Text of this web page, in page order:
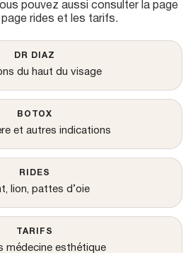
pouvez aussi consulter la page
page rides et les tarifs.
DR DIAZ
du haut du visage
BOTOX
et autres indications
RIDES
lion, pattes d’oie
TARIFS
médecine esthétique